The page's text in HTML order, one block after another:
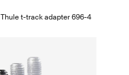
Thule t-track adapter 696-4